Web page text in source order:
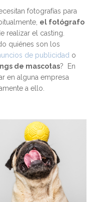
fotografías para
el fotógrafo
realizar el casting.
quiénes son los
de publicidad o
de mascotas? En
en alguna empresa
a ello.